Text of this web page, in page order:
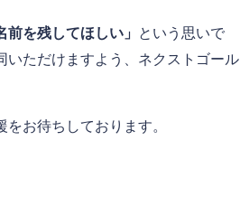
前を残してほしい」 という思いで
ただけますよう、ネクストゴール
お待ちしております。